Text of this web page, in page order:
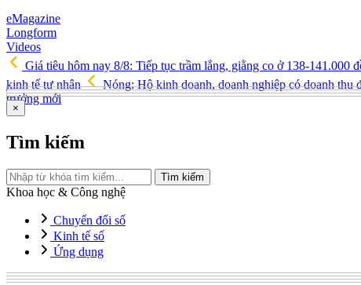
eMagazine
Longform
Videos
Giá tiêu hôm nay 8/8: Tiếp tục trầm lắng, giằng co ở 138-141.000
kinh tế tư nhân
Nóng: Hộ kinh doanh, doanh nghiệp có doanh thu
trưởng mới
×
Tìm kiếm
Tìm kiếm
Khoa học & Công nghệ
Chuyển đổi số
Kinh tế số
Ứng dụng